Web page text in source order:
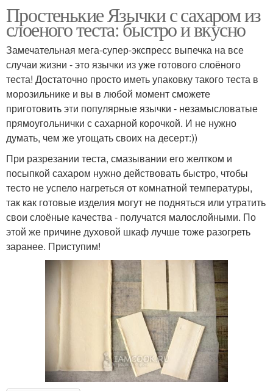
Простенькие Язычки с сахаром из
слоеного теста: быстро и вкусно
Замечательная мега-супер-экспресс выпечка на все
случаи жизни - это язычки из уже готового слоёного
теста! Достаточно просто иметь упаковку такого теста в
морозильнике и вы в любой момент сможете
приготовить эти популярные язычки - незамысловатые
прямоугольнички с сахарной корочкой. И не нужно
думать, чем же угощать своих на десерт:))
При разрезании теста, смазывании его желтком и
посыпкой сахаром нужно действовать быстро, чтобы
тесто не успело нагреться от комнатной температуры,
так как готовые изделия могут не подняться или утратить
свои слоёные качества - получатся малослойными. По
этой же причине духовой шкаф лучше тоже разогреть
заранее. Приступим!